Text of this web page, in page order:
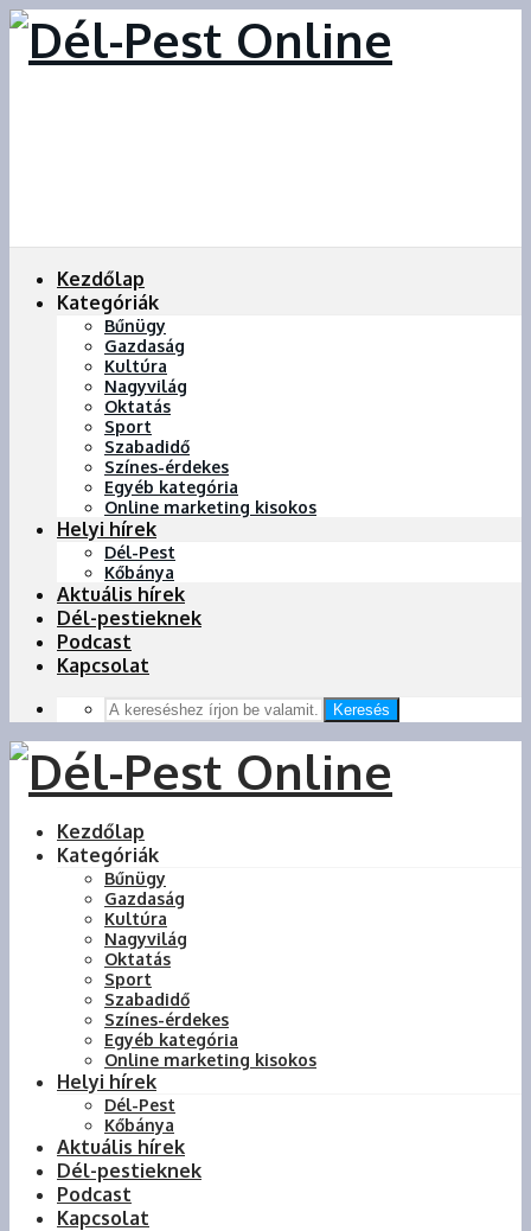
Kezdőlap
Kategóriák
Bűnügy
Gazdaság
Kultúra
Nagyvilág
Oktatás
Sport
Szabadidő
Színes-érdekes
Egyéb kategória
Online marketing kisokos
Helyi hírek
Dél-Pest
Kőbánya
Aktuális hírek
Dél-pestieknek
Podcast
Kapcsolat
Keresés
Kezdőlap
Kategóriák
Bűnügy
Gazdaság
Kultúra
Nagyvilág
Oktatás
Sport
Szabadidő
Színes-érdekes
Egyéb kategória
Online marketing kisokos
Helyi hírek
Dél-Pest
Kőbánya
Aktuális hírek
Dél-pestieknek
Podcast
Kapcsolat